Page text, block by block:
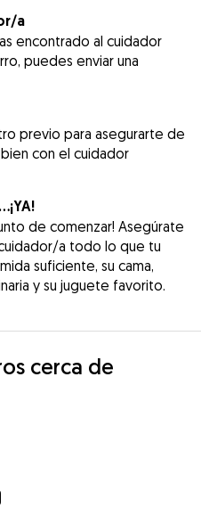
a
encontrado al cuidador
puedes enviar una
previo para asegurarte de
con el cuidador
de comenzar! Asegúrate
a todo lo que tu
suficiente, su cama,
y su juguete favorito.
cerca de